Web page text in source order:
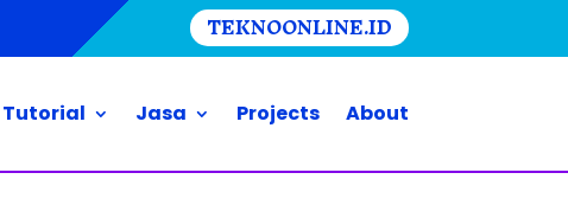
TEKNOONLINE.ID
Tutorial Jasa Projects About